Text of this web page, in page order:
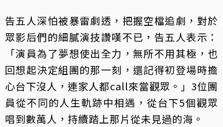
告五人深怕被暴雷劇透，把握空檔追劇，對於
眾影后們的細膩演技讚嘆不已，告五人表示：
「演員為了夢想使出全力，無所不用其極，也
回想起決定組團的那一刻，還記得初登場時擔
心台下沒人，連家人都call來當觀眾。」3位團
員從不同的人生軌跡中相遇，從台下5個觀眾
唱到數萬人，持續踏上那片從未見過的海。